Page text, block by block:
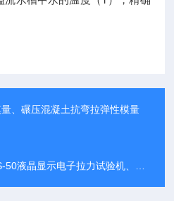
、碾压混凝土抗弯拉弹性模量
显示电子拉力试验机、电子拉力试验机